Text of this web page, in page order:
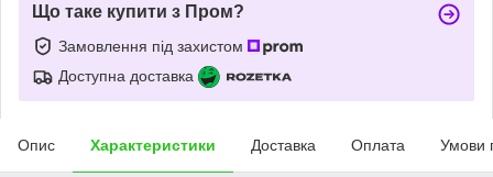
Що таке купити з Пром?
Замовлення під захистом
Доступна доставка
Опис Характеристики Доставка Оплата Умови